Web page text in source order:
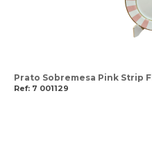
Prato Sobremesa Pink Strip
Ref: 7 001129